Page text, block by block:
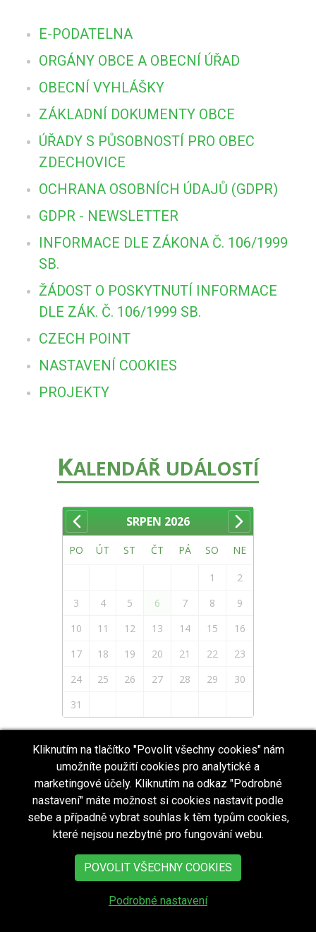
E-PODATELNA
ORGÁNY OBCE A OBECNÍ ÚŘAD
OBECNÍ VYHLÁŠKY
ZÁKLADNÍ DOKUMENTY OBCE
ÚŘADY S PŮSOBNOSTÍ PRO OBEC
ZDECHOVICE
OCHRANA OSOBNÍCH ÚDAJŮ (GDPR)
GDPR - NEWSLETTER
INFORMACE DLE ZÁKONA Č. 106/1999
SB.
ŽÁDOST O POSKYTNUTÍ INFORMACE
DLE ZÁK. Č. 106/1999 SB.
CZECH POINT
NASTAVENÍ COOKIES
PROJEKTY
KALENDÁŘ UDÁLOSTÍ
SRPEN 2026
PO ÚT ST ČT PÁ SO NE
1
2
3
4 5 6 7 8
9
10
11 12 13 14 15
16
17
18 19 20 21 22
23
24
25 26 27 28 29
30
31
BEZ KATEGORIE
KULTURA
SAMOSPRÁVA
OSTATNÍ
AKTUÁLNĚ
Kliknutím na tlačítko "Povolit všechny cookies" nám
umožníte použití cookies pro analytické a
marketingové účely. Kliknutím na odkaz "Podrobné
nastavení" máte možnost si cookies nastavit podle
sebe a případně vybrat souhlas k těm typům cookies,
které nejsou nezbytné pro fungování webu.
POVOLIT VŠECHNY COOKIES
Podrobné nastavení